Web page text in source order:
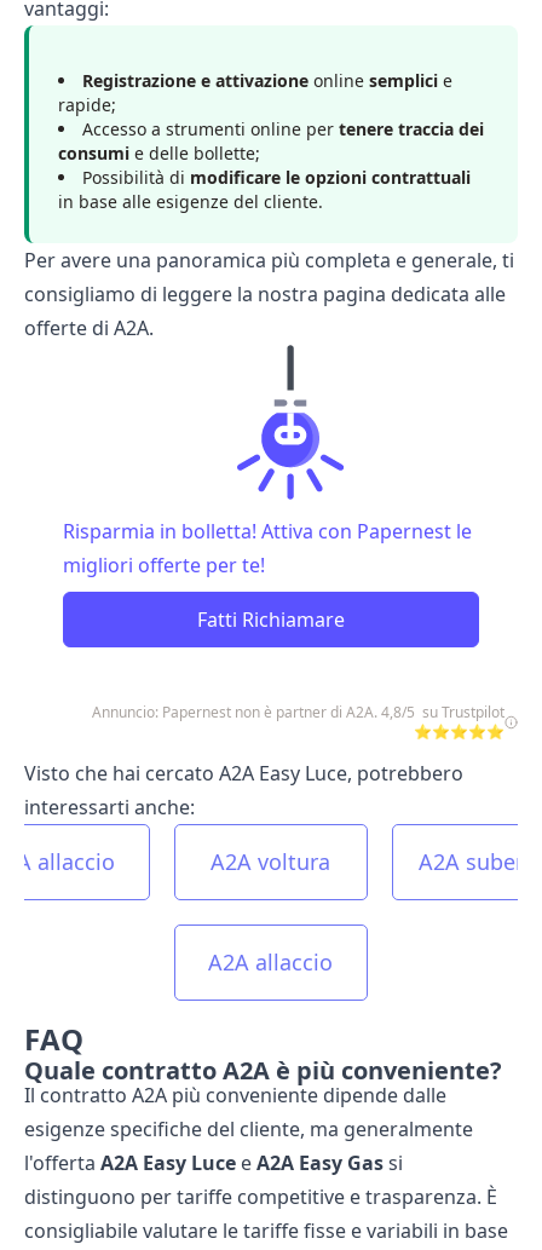
vantaggi:
Registrazione e attivazione online semplici e
rapide;
Accesso a strumenti online per tenere traccia dei
consumi e delle bollette;
Possibilità di modificare le opzioni contrattuali
in base alle esigenze del cliente.
Per avere una panoramica più completa e generale, ti
consigliamo di leggere la nostra pagina dedicata alle
offerte di A2A.
Risparmia in bolletta! Attiva con Papernest le
migliori offerte per te!
Fatti Richiamare
Annuncio: Papernest non è partner di A2A. 4,8/5 su Trustpilot
⭐⭐⭐⭐⭐
Visto che hai cercato A2A Easy Luce, potrebbero
interessarti anche:
allaccio A2A voltura A2A
A2A allaccio
FAQ
Quale contratto A2A è più conveniente?
Il contratto A2A più conveniente dipende dalle
esigenze specifiche del cliente, ma generalmente
l'offerta A2A Easy Luce eA2A Easy Gassi
distinguono per tariffe competitive e trasparenza. È
consigliabile valutare le tariffe fisse e variabili in base